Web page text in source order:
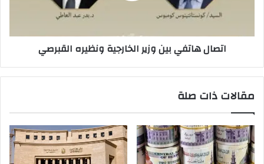
اتصال هاتفي بين وزير الخارجية ونظيره القبرصي
مقالات ذات صلة